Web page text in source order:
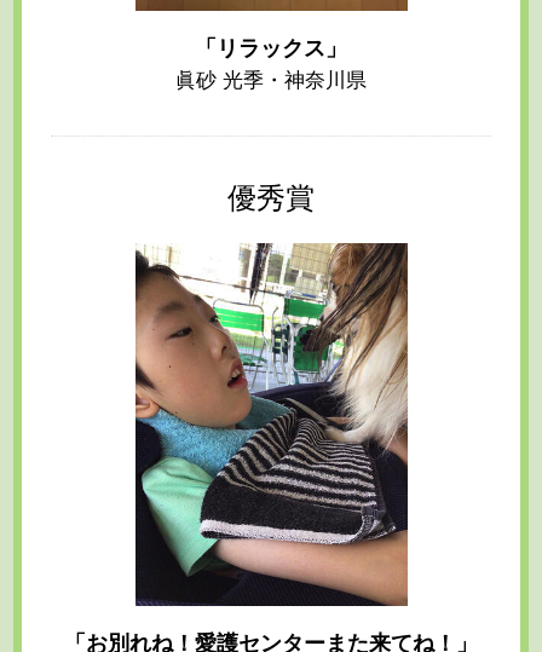
「リラックス」
眞砂 光季・神奈川県
優秀賞
「お別れね！愛護センターまた来てね！」